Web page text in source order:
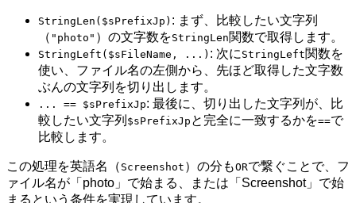
StringLen($sPrefixJp) : まず、比較したい文字列
（ "photo" ）の文字数をStringLen関数で取得します。
StringLeft($sFileName, ...) : 次に StringLeft関数を
使い、ファイル名の左側から、先ほど取得した文字数
ぶんの文字列を切り出します。
... == $sPrefixJp: 最後に、切り出した文字列が、比
較したい文字列 $sPrefixJp と完全に一致するかを==で
比較します。
この処理を英語名（ Screenshot ）の分もORで繋ぐことで、フ
ァイル名が「photo」で始まる、または「Screenshot」で始
まるという条件を実現しています。